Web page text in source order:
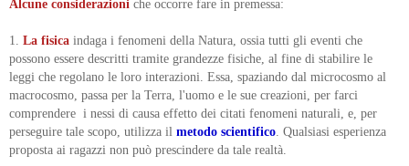
Alcune considerazioni che occorre fare in premessa:
1. La fisica indaga i fenomeni della Natura, ossia tutti gli eventi che
possono essere descritti tramite grandezze fisiche, al fine di stabilire le
leggi che regolano le loro interazioni. Essa, spaziando dal microcosmo al
macrocosmo, passa per la Terra, l'uomo e le sue creazioni, per farci
comprendere i nessi di causa effetto dei citati fenomeni naturali, e, per
perseguire tale scopo, utilizza il metodo scientifico . Qualsiasi esperienza
proposta ai ragazzi non può prescindere da tale realtà.